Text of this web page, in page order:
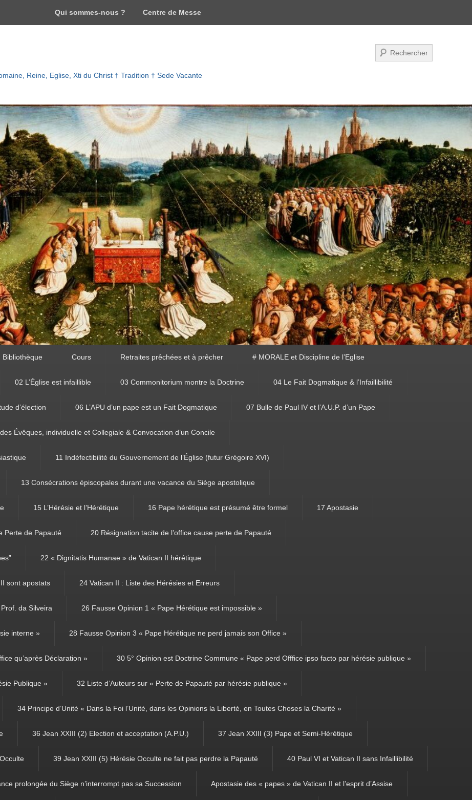
Qui sommes-nous ? Centre de Messe
Reine, Eglise, Xti du Christ † Tradition † Sede Vacante
Recherche
Bibliothèque Cours Retraites prêchées et à prêcher # MORALE et Discipline de l’Eglise
02 L’Église est infaillible 03 Commonitorium montre la Doctrine 04 Le Fait Dogmatique & l’Infaillibilité
d’élection 06 L’APU d’un pape est un Fait Dogmatique 07 Bulle de Paul IV et l’A.U.P. d’un Pape
Évêques, individuelle et Collegiale & Convocation d’un Concile
11 Indéfectibilité du Gouvernement de l’Église (futur Grégoire XVI)
13 Consécrations épiscopales durant une vacance du Siège apostolique
15 L’Hérésie et l’Hérétique 16 Pape hérétique est présumé être formel 17 Apostasie
Perte de Papauté 20 Résignation tacite de l’office cause perte de Papauté
22 « Dignitatis Humanae » de Vatican II hérétique
II sont apostats 24 Vatican II : Liste des Hérésies et Erreurs
da Silveira 26 Fausse Opinion 1 « Pape Hérétique est impossible »
interne » 28 Fausse Opinion 3 « Pape Hérétique ne perd jamais son Office »
qu’après Déclaration » 30 5° Opinion est Doctrine Commune « Pape perd Offfice ipso facto par hérésie publique »
Publique » 32 Liste d’Auteurs sur « Perte de Papauté par hérésie publique »
34 Principe d’Unité « Dans la Foi l’Unité, dans les Opinions la Liberté, en Toutes Choses la Charité »
36 Jean XXIII (2) Election et acceptation (A.P.U.) 37 Jean XXIII (3) Pape et Semi-Hérétique
39 Jean XXIII (5) Hérésie Occulte ne fait pas perdre la Papauté 40 Paul VI et Vatican II sans Infaillibilité
prolongée du Siège n’interrompt pas sa Succession Apostasie des « papes » de Vatican II et l’esprit d’Assise